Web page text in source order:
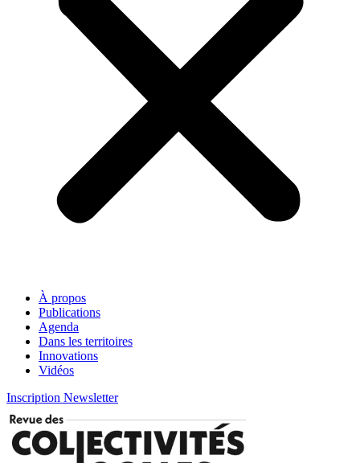
À propos
Publications
Agenda
Dans les territoires
Innovations
Vidéos
Inscription Newsletter